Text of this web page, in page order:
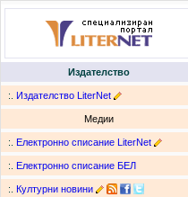
Издателство
:. Издателство LiterNet
Медии
:. Електронно списание LiterNet
:. Електронно списание БЕЛ
:. Културни новини